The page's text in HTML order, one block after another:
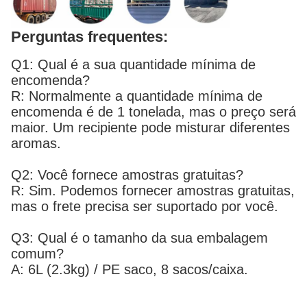
Perguntas frequentes:
Q1: Qual é a sua quantidade mínima de
encomenda?
R: Normalmente a quantidade mínima de
encomenda é de 1 tonelada, mas o preço será
maior. Um recipiente pode misturar diferentes
aromas.
Q2: Você fornece amostras gratuitas?
R: Sim. Podemos fornecer amostras gratuitas,
mas o frete precisa ser suportado por você.
Q3: Qual é o tamanho da sua embalagem
comum?
A: 6L (2.3kg) / PE saco, 8 sacos/caixa.